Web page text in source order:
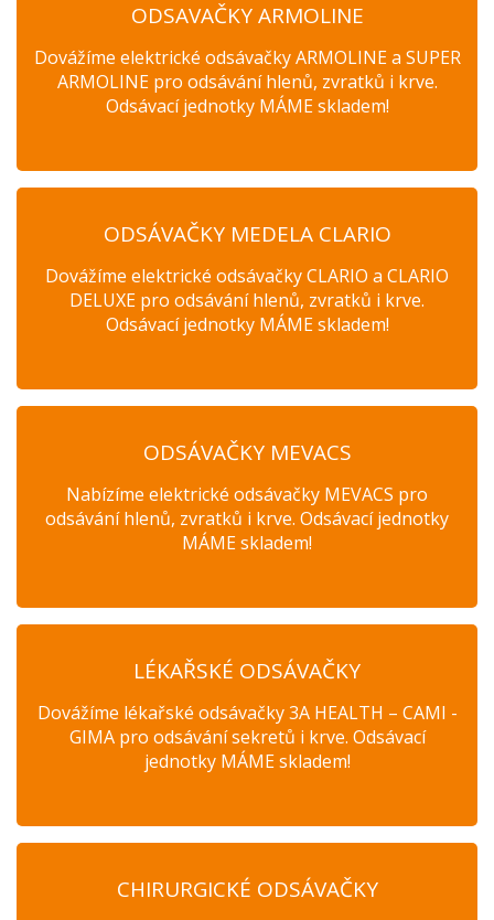
ODSAVAČKY ARMOLINE
Dovážíme elektrické odsávačky ARMOLINE a SUPER
ARMOLINE pro odsávání hlenů, zvratků i krve.
Odsávací jednotky MÁME skladem!
ODSÁVAČKY MEDELA CLARIO
Dovážíme elektrické odsávačky CLARIO a CLARIO
DELUXE pro odsávání hlenů, zvratků i krve.
Odsávací jednotky MÁME skladem!
ODSÁVAČKY MEVACS
Nabízíme elektrické odsávačky MEVACS pro
odsávání hlenů, zvratků i krve. Odsávací jednotky
MÁME skladem!
LÉKAŘSKÉ ODSÁVAČKY
Dovážíme lékařské odsávačky 3A HEALTH – CAMI -
GIMA pro odsávání sekretů i krve. Odsávací
jednotky MÁME skladem!
CHIRURGICKÉ ODSÁVAČKY